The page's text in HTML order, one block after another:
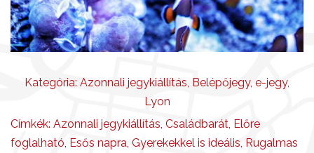
Kategória: Azonnali jegykiállítás, Belépőjegy, e-jegy,
Lyon
Címkék: Azonnali jegykiállítás, Családbarát, Előre
foglalható, Esős napra, Gyerekekkel is ideális, Rugalmas